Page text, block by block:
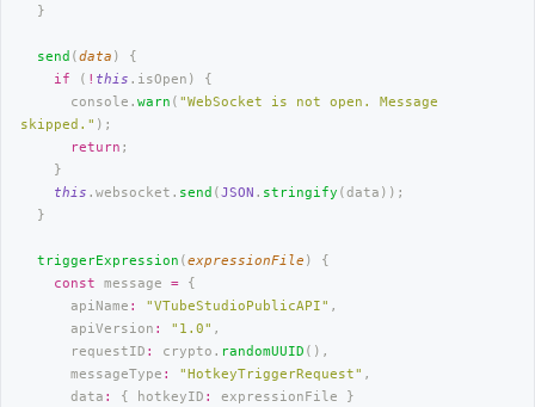
  }
  send
(data ) {
    if
( ! this .isOpen) {
      console.
warn ( "WebSocket is not open. Message
skipped. " );
      return
;
    }
    this
.websocket. send (JSON . stringify (data));
  }
  triggerExpression
(expressionFile ) {
    const
message = {
      apiName
: "VTubeStudioPublicAPI" ,
      apiVersion
: " 1.0" ,
      requestID
: crypto. randomUUID (),
      messageType
: "HotkeyTriggerRequest" ,
      data
: { hotkeyID :
expressionFile }